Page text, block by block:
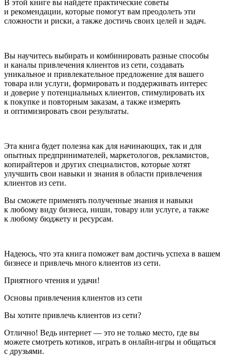
В этой книге вы найдете практические советы
и рекомендации, которые помогут вам преодолеть эти
сложности и риски, а также достичь своих целей и задач.
Вы научитесь выбирать и комбинировать разные способы
и каналы привлечения клиентов из сети, создавать
уникальное и привлекательное предложение для вашего
товара или услуги, формировать и поддерживать интерес
и доверие у потенциальных клиентов, стимулировать их
к покупке и повторным заказам, а также измерять
и оптимизировать свои результаты.
Эта книга будет полезна как для начинающих, так и для
опытных предпринимателей, маркетологов, рекламистов,
копирайтеров и других специалистов, которые хотят
улучшить свои навыки и знания в области привлечения
клиентов из сети.
Вы сможете применять полученные знания и навыки
к любому виду бизнеса, ниши, товару или услуге, а также
к любому бюджету и ресурсам.
Надеюсь, что эта книга поможет вам достичь успеха в вашем
бизнесе и привлечь много клиентов из сети.
Приятного чтения и удачи!
Основы привлечения клиентов из сети
Вы хотите привлечь клиентов из сети?
Отлично! Ведь интернет — это не только место, где вы
можете смотреть котиков, играть в онлайн-игры и общаться
с друзьями.